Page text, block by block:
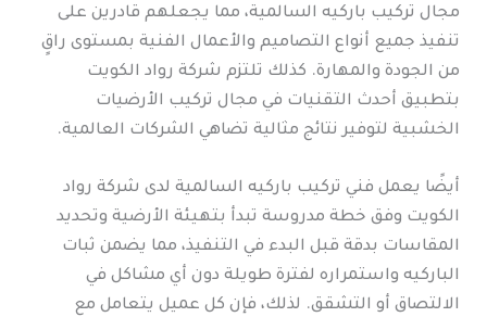
مجال تركيب باركيه السالمية، مما يجعلهم قادرين على
تنفيذ جميع أنواع التصاميم والأعمال الفنية بمستوى راقٍ
من الجودة والمهارة. كذلك تلتزم شركة رواد الكويت
بتطبيق أحدث التقنيات في مجال تركيب الأرضيات
الخشبية لتوفير نتائج مثالية تضاهي الشركات العالمية.
أيضًا يعمل فني تركيب باركيه السالمية لدى شركة رواد
الكويت وفق خطة مدروسة تبدأ بتهيئة الأرضية وتحديد
المقاسات بدقة قبل البدء في التنفيذ، مما يضمن ثبات
الباركيه واستمراره لفترة طويلة دون أي مشاكل في
الالتصاق أو التشقق. لذلك، فإن كل عميل يتعامل مع